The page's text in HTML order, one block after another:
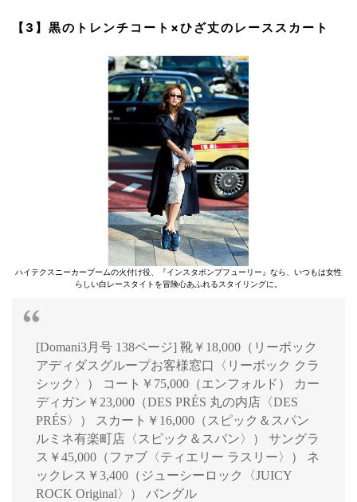
【3】黒のトレンチコート×ひざ丈のレーススカート
ハイテクスニーカーブームの火付け役、『インスタポンプフューリー』なら、いつもは女性
らしい白レースタイトを冒険心あふれるスタイリングに。
[Domani3月号 138ページ] 靴￥18,000（リーボック
アディダスグループお客様窓口〈リーボック クラ
シック〉） コート￥75,000（エンフォルド） カー
ディガン￥23,000（DES PRÉS 丸の内店〈DES
PRÉS〉） スカート￥16,000（スピック＆スパン
ルミネ有楽町店〈スピック＆スパン〉） サングラ
ス￥45,000（ファブ〈ティエリー ラスリー〉） ネ
ックレス￥3,400（ジューシーロック〈JUICY
ROCK Original〉） バングル